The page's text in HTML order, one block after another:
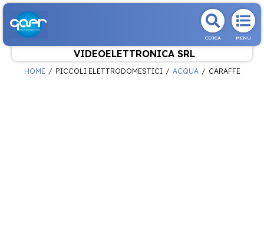
CERCA MENU
VIDEOELETTRONICA SRL
HOME PICCOLI ELETTRODOMESTICI ACQUA CARAFFE